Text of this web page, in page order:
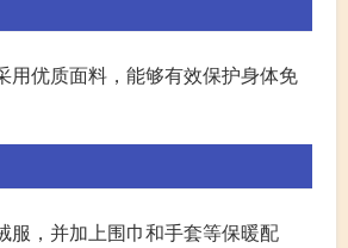
用优质面料，能够有效保护身体免
服，并加上围巾和手套等保暖配